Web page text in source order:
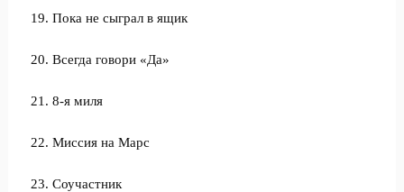
19. Пока не сыграл в ящик
20. Всегда говори «Да»
21. 8-я миля
22. Миссия на Марс
23. Соучастник